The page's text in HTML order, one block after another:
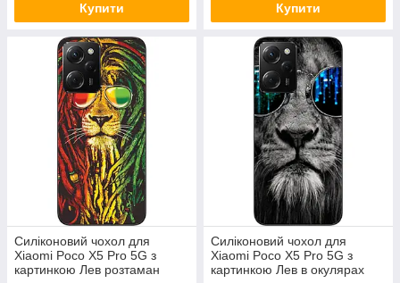
Купити Купити
Силіконовий чохол для
Xiaomi Poco X5 Pro 5G з
картинкою Лев розтаман
Силіконовий чохол для
Xiaomi Poco X5 Pro 5G з
картинкою Лев в окулярах